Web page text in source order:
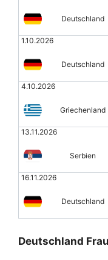
Deutschland
1.10.2026
Deutschland
4.10.2026
Griechenland
13.11.2026
Serbien
16.11.2026
Deutschland
Deutschland